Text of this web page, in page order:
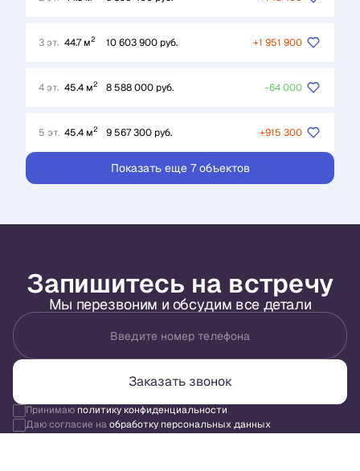
3 эт. 44.7 м2 10 603 900 руб. +1 951 900
4 эт. 45.4 м2 8 588 000 руб. -64 000
5 эт. 45.4 м2 9 567 300 руб. +915 300
Показать еще 7 объектов
Запишитесь на встречу
Мы перезвоним и обсудим все детали
Введите номер телефона
Заказать звонок
Принимаю политику конфиденциальности
Даю согласие наобработку персональных данных